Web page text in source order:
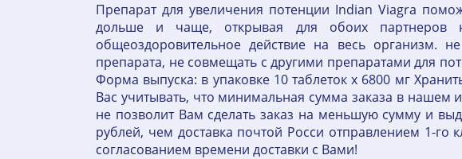
Препарат для увеличения потенции Indian Viagra
дольше и чаще, открывая для обоих партнеров
общеоздоровительное действие на весь организм.
препарата, не совмещать с другими препаратами для
Форма выпуска: в упаковке 10 таблеток х 6800 мг
Вас учитывать, что минимальная сумма заказа в нашем
не позволит Вам сделать заказ на меньшую сумму и
рублей, чем доставка почтой Росси отправлением 1-го
согласованием времени доставки с Вами!